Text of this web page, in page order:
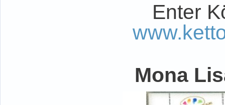
Enter
Mona